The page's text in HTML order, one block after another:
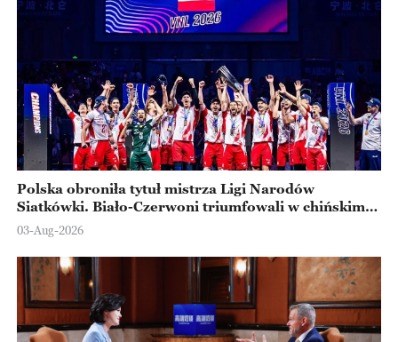
Polska obroniła tytuł mistrza Ligi Narodów
Siatkówki. Biało-Czerwoni triumfowali w chińskim
Ningbo
03-Aug-2026